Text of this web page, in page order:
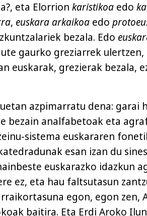
eta Elorrion karistikoa edo
, euskara arkaikoa edo
bezala. Edo
gaurko greziarrek
euskarak, grezierak bezala,
azpimarratu dena: garai
bezain analfabetoak eta
sistema euskararen
esan izan du
euskarazko idazkun
ez, eta hau faltsutasun
egon, egon zen,
baitira. Eta Erdi Aroko